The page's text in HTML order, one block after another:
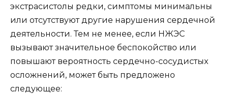
экстрасистолы редки, симптомы минимальны
или отсутствуют другие нарушения сердечной
деятельности. Тем не менее, если НЖЭС
вызывают значительное беспокойство или
повышают вероятность сердечно-сосудистых
осложнений, может быть предложено
следующее: